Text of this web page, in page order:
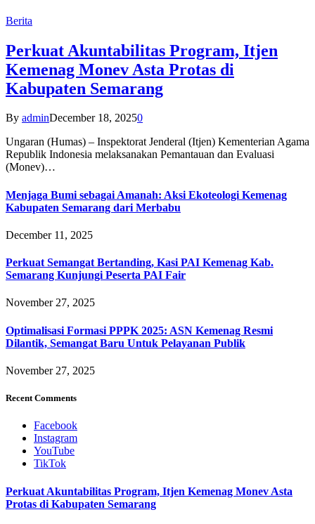
Berita
Perkuat Akuntabilitas Program, Itjen
Kemenag Monev Asta Protas di
Kabupaten Semarang
By adminDecember 18, 20250
Ungaran (Humas) – Inspektorat Jenderal (Itjen) Kementerian Agama
Republik Indonesia melaksanakan Pemantauan dan Evaluasi
(Monev)…
Menjaga Bumi sebagai Amanah: Aksi Ekoteologi Kemenag
Kabupaten Semarang dari Merbabu
December 11, 2025
Perkuat Semangat Bertanding, Kasi PAI Kemenag Kab.
Semarang Kunjungi Peserta PAI Fair
November 27, 2025
Optimalisasi Formasi PPPK 2025: ASN Kemenag Resmi
Dilantik, Semangat Baru Untuk Pelayanan Publik
November 27, 2025
Recent Comments
Facebook
Instagram
YouTube
TikTok
Perkuat Akuntabilitas Program, Itjen Kemenag Monev Asta
Protas di Kabupaten Semarang